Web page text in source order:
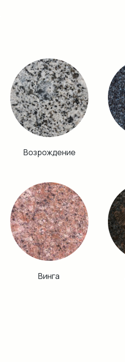
Возрождение
Винга